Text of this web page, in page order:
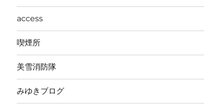
access
喫煙所
美雪消防隊
みゆきブログ